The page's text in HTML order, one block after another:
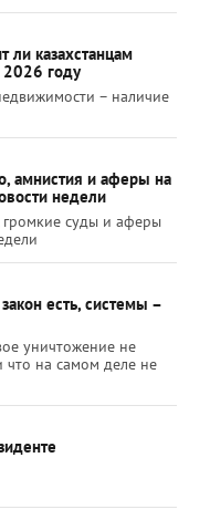
ли казахстанцам
2026 году
– наличие
амнистия и аферы на
недели
суды и аферы
есть, системы –
уничтожение не
что на самом деле не